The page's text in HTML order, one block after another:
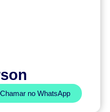
Chamar no WhatsApp